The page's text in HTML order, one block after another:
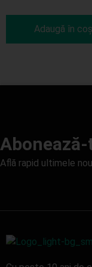
Adaugă în coș
Află rapid ultimele